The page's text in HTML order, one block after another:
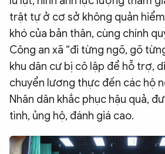
trật tự ở cơ sở không quản
khó của bản thân, cùng chính
Công an xã “đi từng ngõ, gõ
khu dân cư bị cô lập để hỗ trợ,
chuyển lương thực đến các hộ
Nhân dân khắc phục hậu quả,
tình, ủng hộ, đánh giá cao.